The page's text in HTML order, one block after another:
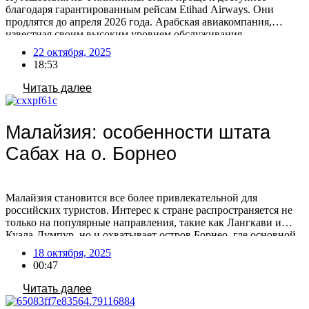
благодаря гарантированным рейсам Etihad Airways. Они
продлятся до апреля 2026 года. Арабская авиакомпания,
известная своим высоким уровнем обслуживания,
гарантирует приятные перелеты на протяжении всего пути.
Особой популярностью пользуются туры в зимний период
2025-2026, когда климат идеален для пляжного отдыха,
дайвинга и активных развлечений, обещая максимум
солнечных дней. Острова […]
22 октября, 2025
18:53
Читать далее
Малайзия: особенности штата
Сабах на о. Борнео
Малайзия становится все более привлекательной для
российских туристов. Интерес к стране распространяется не
только на популярные направления, такие как Лангкави и
Куала-Лумпур, но и охватывает остров Борнео, где основной
поток российских путешественников направляется в штат
Сабах. Штат активно продвигает себя на российском рынке,
участвуя в различных туристических мероприятиях. Сабах
расположен на острове Борнео, единственном острове […]
18 октября, 2025
00:47
Читать далее